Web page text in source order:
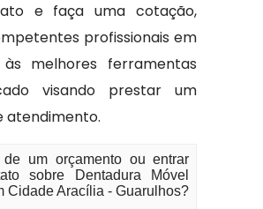
e faça uma cotação,
profissionais em
melhores ferramentas
visando prestar um
atendimento.
de um orçamento ou entrar
sobre Dentadura Móvel
Cidade Aracília - Guarulhos?